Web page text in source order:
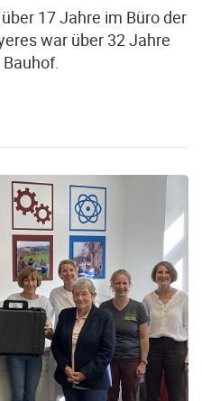
17 Jahre im Büro der
war über 32 Jahre